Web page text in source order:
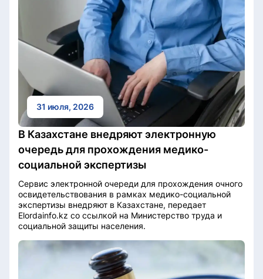
Служба Комплаенс
Этический кодекс
Служу стране
31 июля, 2026
В Казахстане внедряют электронную
очередь для прохождения медико-
социальной экспертизы
Cервис электронной очереди для прохождения очного
освидетельствования в рамках медико-социальной
экспертизы внедряют в Казахстане, передает
Elordainfo.kz со ссылкой на Министерство труда и
социальной защиты населения.